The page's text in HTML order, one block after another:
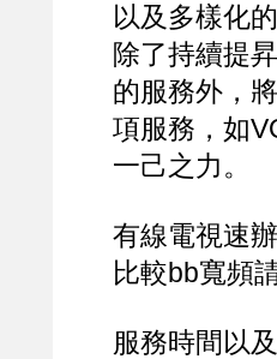
以及多樣化
除了持續提
的服務外，
項服務，如
一己之力。
有線電視速
比較bb寬頻
服務時間以